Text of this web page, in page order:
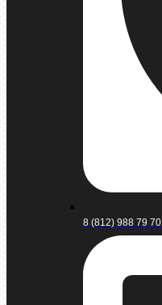
8 (812) 988 79 70